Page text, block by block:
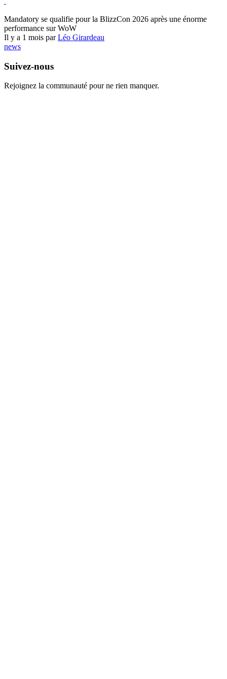
Mandatory se qualifie pour la BlizzCon 2026 après une énorme
performance sur WoW
Il y a 1 mois parLéo Girardeau
news
Suivez-nous
Rejoignez la communauté pour ne rien manquer.